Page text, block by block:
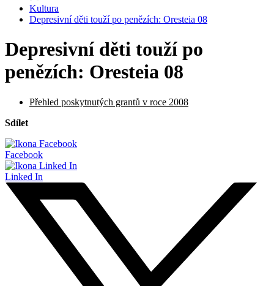
Kultura
Depresivní děti touží po penězích: Oresteia 08
Depresivní děti touží po
penězích: Oresteia 08
Přehled poskytnutých grantů v roce 2008
Sdílet
Facebook
Linked In